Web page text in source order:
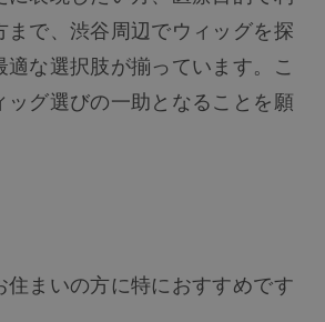
薄毛
まで、渋谷周辺でウィッグを探
適な選択肢が揃っています。こ
ッグ選びの一助となることを願
住まいの方に特におすすめです